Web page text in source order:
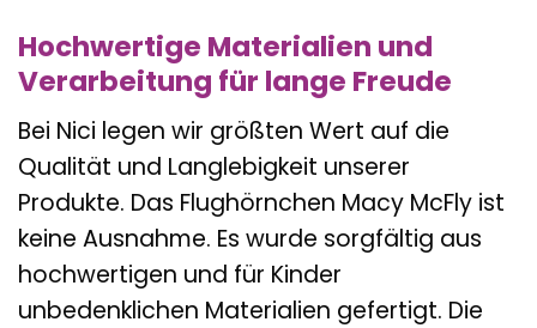
Hochwertige Materialien und
Verarbeitung für lange Freude
Bei Nici legen wir größten Wert auf die
Qualität und Langlebigkeit unserer
Produkte. Das Flughörnchen Macy McFly ist
keine Ausnahme. Es wurde sorgfältig aus
hochwertigen und für Kinder
unbedenklichen Materialien gefertigt. Die